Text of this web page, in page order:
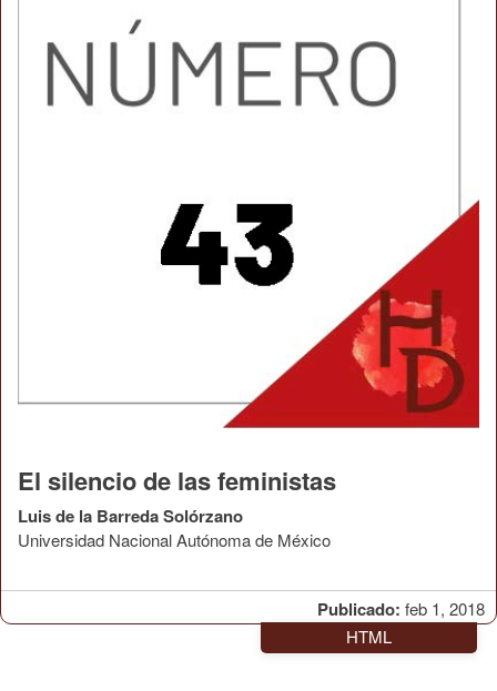
Publicado: feb 1, 2018
El silencio de las feministas
Luis de la Barreda Solórzano
Universidad Nacional Autónoma de México
HTML